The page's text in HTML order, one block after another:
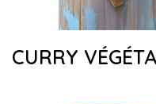
CURRY